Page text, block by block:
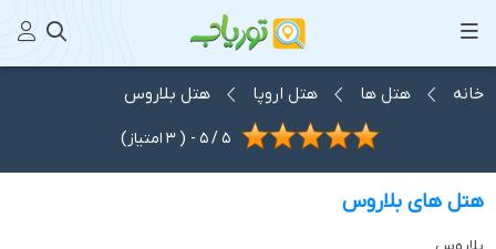
خانه هتل ها هتل اروپا هتل بلاروس
5
/
5
- (
3 امتیاز)
هتل های بلاروس